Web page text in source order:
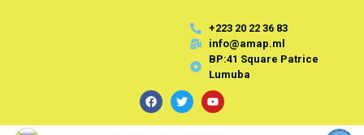
+223 20 22 36 83
info@amap.ml
BP:41 Square Patrice
Lumuba